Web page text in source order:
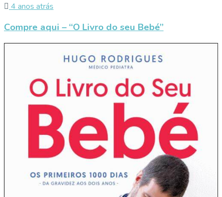
4 anos atrás
Compre aqui – “O Livro do seu Bebé”